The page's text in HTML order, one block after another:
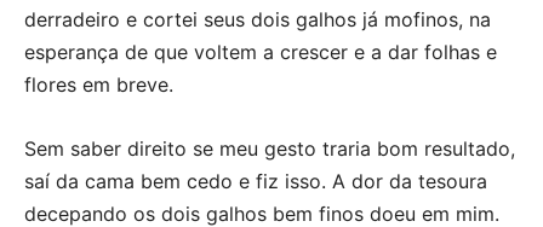
derradeiro e cortei seus dois galhos já mofinos, na
esperança de que voltem a crescer e a dar folhas e
flores em breve.
Sem saber direito se meu gesto traria bom resultado,
saí da cama bem cedo e fiz isso. A dor da tesoura
decepando os dois galhos bem finos doeu em mim.